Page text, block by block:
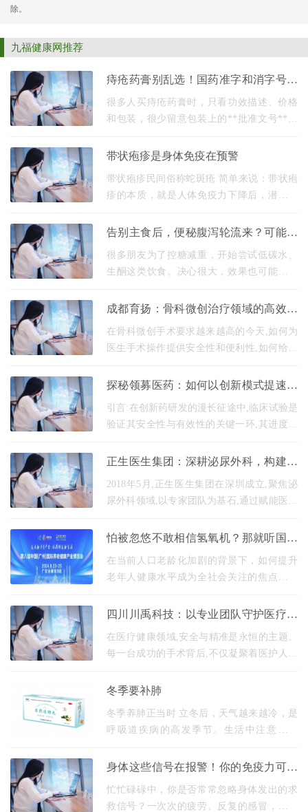
除。
九福健康网推荐
痔疮药膏别乱选！国药准字和消字号区
别，一文看懂
很多人买痔疮药膏时，只看功效描述、价格
和包装，很少留意包装上的**批准文号**，
效果，甚至耽误不适缓解，根源就在于没分
带状疱疹是身体免疫在预警
带状疱疹民间俗称蛇斑疮 简单来说：带状疱
疹的本质，就是人体免疫力下降后，潜伏在
起的疾病。因此，免疫状态直接决定了疾病
告别主食后，便秘腹泻轮流来？可能是
肠道在“切换燃料”！
很多朋友为了控糖减重，开始尝试低碳水、
生酮这类饮食。决心很大，效果也可能有，
重的便秘，或者意想不到的腹泻，让人非常
成都育扬：骨科微创治疗领域的高效桥
梁
在骨科微创手术要求越来越高的今天,如何为
医生手术操作提供安全性和便利性,如何给患
医生和患者关心的核心问题。成都育扬贸易
探秘领募医药：如何以创新模式提速临
床试验
引言:在创新药研发的漫长征途中,临床试验是
验证其安全性与有效性的关键一环,其进度与
而,研究中心启动慢、受试者招募难、现场管
正生医生集团：深耕泌尿外科，构建精
细化诊疗新生态
2018年5月,正生医生集团在深圳成立,聚焦泌
尿外科领域,以专家团队为基石,通过赋能医院
以微创技术为特色的泌尿外科品牌。集团始
怕被忽悠不敢相信氢氧机？那就听国家
的准没错！
在当前人口老龄化加剧的背景下，如何提升
老年人健康水平成为全社会关注的焦点。氢
域展现出巨大潜力。 氢氧医学的科学基础与
四川川禹科技：以专业团队守护医疗安
全，以尖端设备赋能健康未来
在医疗健康领域,安全与精准是永恒的主题。
每一台成功的手术背后,不仅凝聚着医护人员
医疗设备与技术支持。四川川禹科技有限公
冬季要补肺
冬季养肺正当时 立冬后，天气越来越冷，是
呼吸道疾病的高发季节。生活中注意养好
肺！！！ 肺是人体中最大的呼吸场所，主要
身体这些信号在报警！你的免疫力可能
已经失衡
忙忙碌碌中，你是否常常忽略身体发出的求
救信号？一次次的疲劳、反复的感冒，也许